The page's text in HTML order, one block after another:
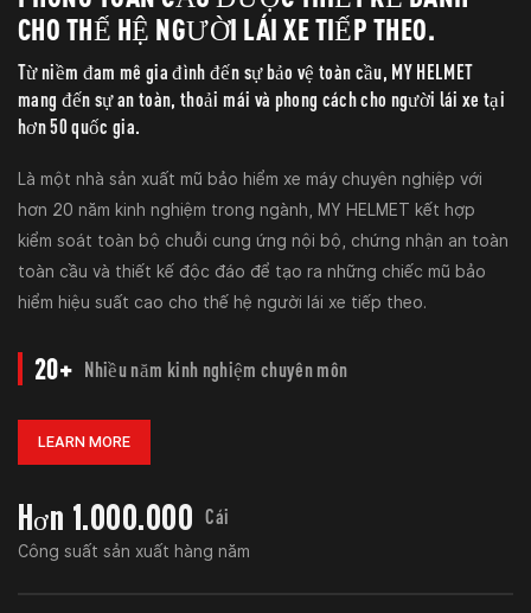
CHO THẾ HỆ NGƯỜI LÁI XE TIẾP THEO.
Từ niềm đam mê gia đình đến sự bảo vệ toàn cầu, MY HELMET
mang đến sự an toàn, thoải mái và phong cách cho người lái xe tại
hơn 50 quốc gia.
Là một nhà sản xuất mũ bảo hiểm xe máy chuyên nghiệp với
hơn 20 năm kinh nghiệm trong ngành, MY HELMET kết hợp
kiểm soát toàn bộ chuỗi cung ứng nội bộ, chứng nhận an toàn
toàn cầu và thiết kế độc đáo để tạo ra những chiếc mũ bảo
hiểm hiệu suất cao cho thế hệ người lái xe tiếp theo.
20+ Nhiều năm kinh nghiệm chuyên môn
LEARN MORE
Hơn 1.000.000 Cái
Công suất sản xuất hàng năm